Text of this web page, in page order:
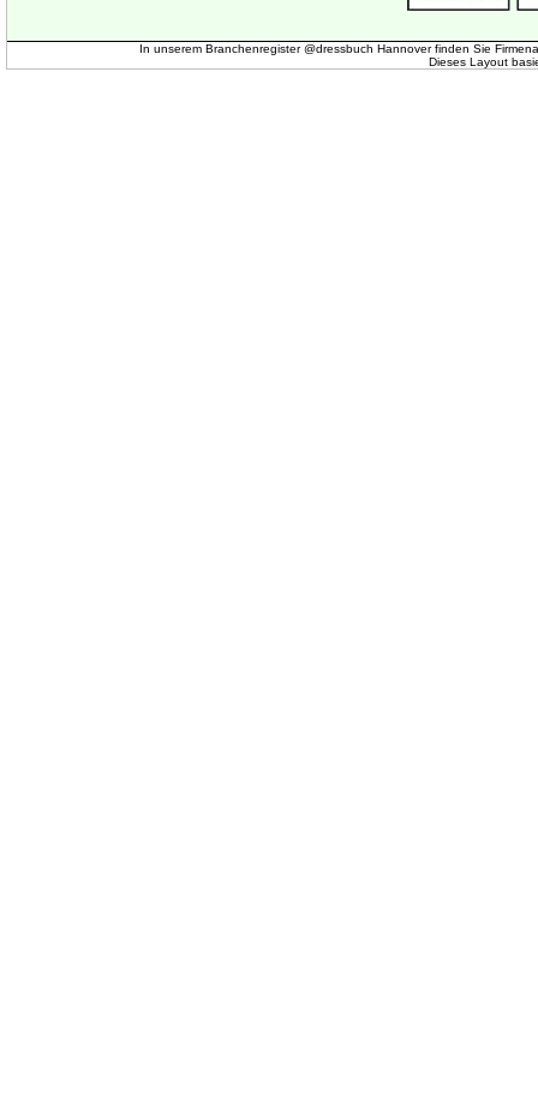
In unserem Branchenregister @dressbuch Hannover finden Sie
Dieses Layout